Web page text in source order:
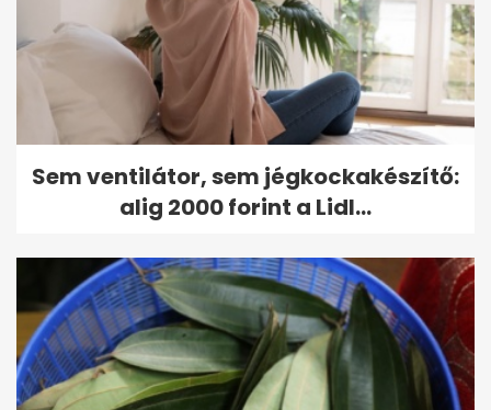
Sem ventilátor, sem jégkockakészítő:
alig 2000 forint a Lidl...